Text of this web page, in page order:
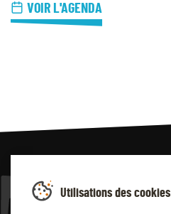
VOIR L'AGENDA
JAZZ4
Utilisations des cookies